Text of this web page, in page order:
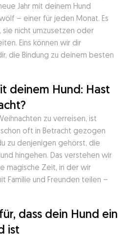
Jahr mit deinem Hund
– einer für jeden Monat. Es
nicht umzusetzen oder
Eins können wir dir
die Bindung zu deinem besten
deinem Hund: Hast
zu verreisen, ist
oft in Betracht gezogen
zu denjenigen gehörst, die
hingehen. Das verstehen wir
magische Zeit, in der wir
Familie und Freunden teilen –
dass dein Hund ein
ist